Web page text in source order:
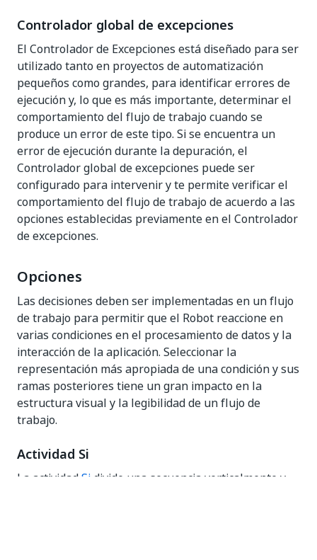
Controlador global de excepciones
El Controlador de Excepciones está diseñado para ser
utilizado tanto en proyectos de automatización
pequeños como grandes, para identificar errores de
ejecución y, lo que es más importante, determinar el
comportamiento del flujo de trabajo cuando se
produce un error de este tipo. Si se encuentra un
error de ejecución durante la depuración, el
Controlador global de excepciones puede ser
configurado para intervenir y te permite verificar el
comportamiento del flujo de trabajo de acuerdo a las
opciones establecidas previamente en el Controlador
de excepciones.
Opciones
Las decisiones deben ser implementadas en un flujo
de trabajo para permitir que el Robot reaccione en
varias condiciones en el procesamiento de datos y la
interacción de la aplicación. Seleccionar la
representación más apropiada de una condición y sus
ramas posteriores tiene un gran impacto en la
estructura visual y la legibilidad de un flujo de
trabajo.
Actividad Si
La actividadSi divide una secuencia verticalmente y